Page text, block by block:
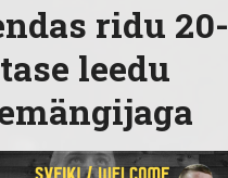
ridu 20-
leedu